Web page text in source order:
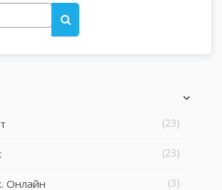
Поиск курса
(23)
(23)
Онлайн (3)